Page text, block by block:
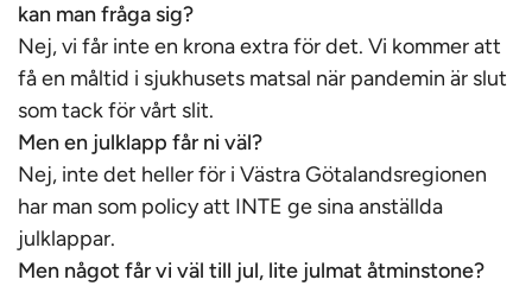
kan man fråga sig?
Nej, vi får inte en krona extra för det. Vi kommer att
få en måltid i sjukhusets matsal när pandemin är slut
som tack för vårt slit.
Men en julklapp får ni väl?
Nej, inte det heller för i Västra Götalandsregionen
har man som policy att INTE ge sina anställda
julklappar.
Men något får vi väl till jul, lite julmat åtminstone?